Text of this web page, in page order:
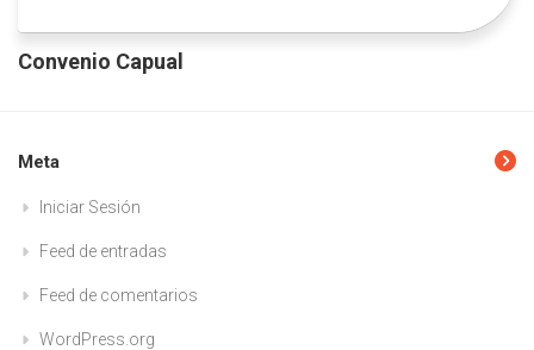
Convenio Capual
Meta
Iniciar Sesión
Feed de entradas
Feed de comentarios
WordPress.org